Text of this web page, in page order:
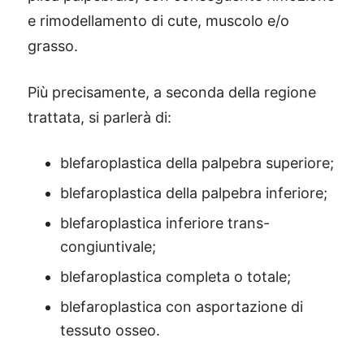
e rimodellamento di cute, muscolo e/o
grasso.
Più precisamente, a seconda della regione
trattata, si parlerà di:
blefaroplastica della palpebra superiore;
blefaroplastica della palpebra inferiore;
blefaroplastica inferiore trans-
congiuntivale;
blefaroplastica completa o totale;
blefaroplastica con asportazione di
tessuto osseo.